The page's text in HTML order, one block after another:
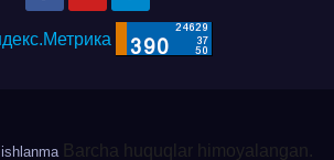
Barcha huquqlar himoyalangan.